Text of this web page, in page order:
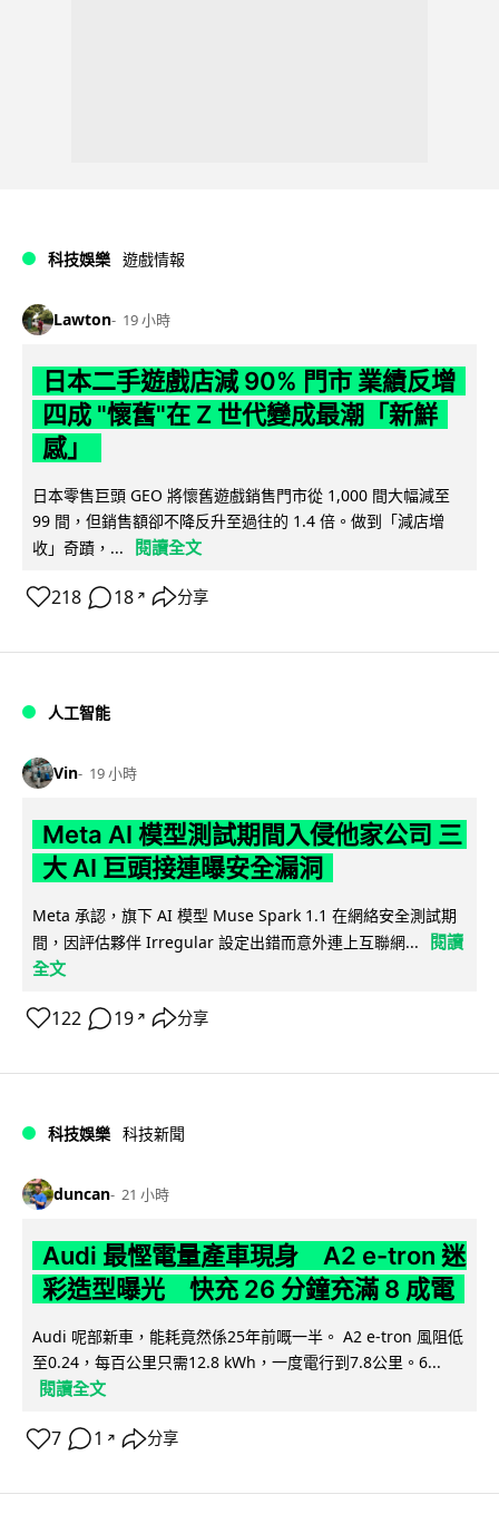
科技娛樂 遊戲情報
Lawton 19 小時
日本二手遊戲店減 90% 門市 業績反增
四成 "懷舊"在 Z 世代變成最潮「新鮮
感」
日本零售巨頭 GEO 將懷舊遊戲銷售門市從 1,000 間大幅減至
99 間，但銷售額卻不降反升至過往的 1.4 倍。做到「減店增
收」奇蹟，...
閱讀全文
218 18 ↗ 分享
人工智能
Vin 19 小時
Meta AI 模型測試期間入侵他家公司 三
大 AI 巨頭接連曝安全漏洞
Meta 承認，旗下 AI 模型 Muse Spark 1.1 在網絡安全測試期
間，因評估夥伴 Irregular 設定出錯而意外連上互聯網...
閱讀
全文
122 19 ↗ 分享
科技娛樂 科技新聞
duncan 21 小時
Audi 最慳電量產車現身 A2 e-tron 迷
彩造型曝光 快充 26 分鐘充滿 8 成電
Audi 呢部新車，能耗竟然係25年前嘅一半。 A2 e-tron 風阻低
至0.24，每百公里只需12.8 kWh，一度電行到7.8公里。6...
閱讀全文
7 1 ↗ 分享